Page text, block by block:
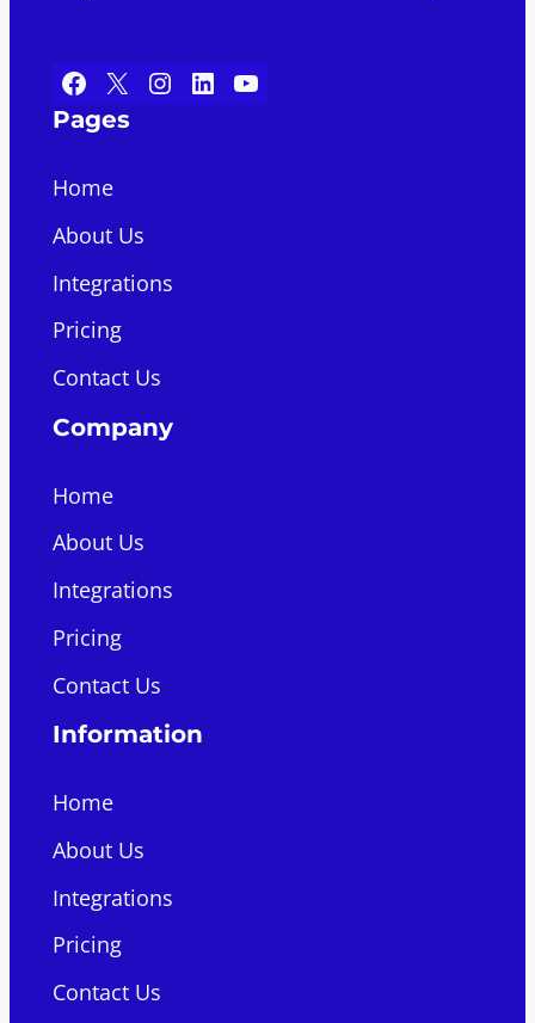
Facebook X Instagram LinkedIn YouTube
Pages
Home
About Us
Integrations
Pricing
Contact Us
Company
Home
About Us
Integrations
Pricing
Contact Us
Information
Home
About Us
Integrations
Pricing
Contact Us